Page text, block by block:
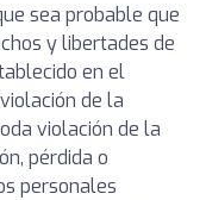
sea probable que
y libertades de
en el
de la
violación de la
pérdida o
personales